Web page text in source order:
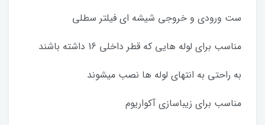
ست ورودی و خروجی شیشه ای فیلتر سطلی
مناسب برای لوله هایی که قطر داخلی 16 داشته باشند
به راحتی به انتهای لوله ها نصب میشوند
مناسب برای زیباسازی آکواریوم